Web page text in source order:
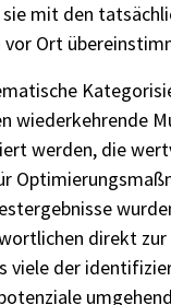
mit den
vor Ort
wiederkehrende
werden, die
direkt zur
viele der